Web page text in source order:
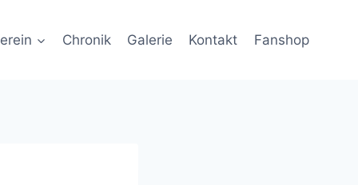
Chronik Galerie Kontakt Fanshop